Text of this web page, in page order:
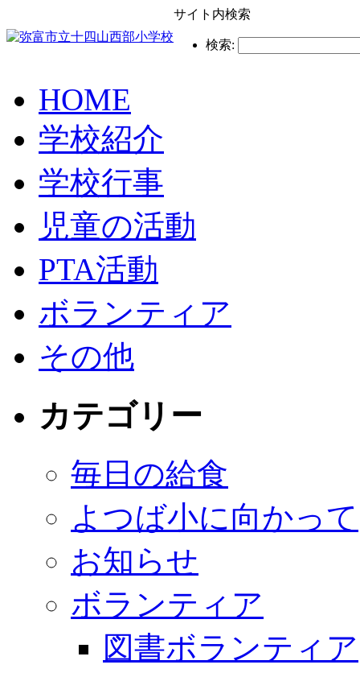
サイト内検索
検索:
HOME
学校紹介
学校行事
児童の活動
PTA活動
ボランティア
その他
カテゴリー
毎日の給食
よつば小に向かって
お知らせ
ボランティア
図書ボランティア